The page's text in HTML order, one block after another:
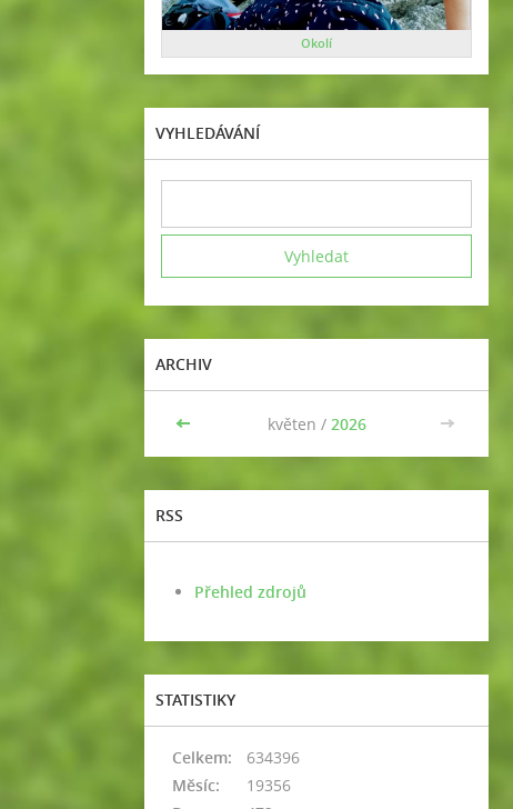
Okolí
VYHLEDÁVÁNÍ
ARCHIV
<< květen / 2026 >>
RSS
Přehled zdrojů
STATISTIKY
Celkem:
634396
Měsíc:
19356